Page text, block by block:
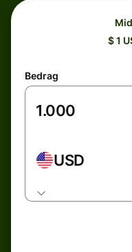
$ 1
Bedrag
USD